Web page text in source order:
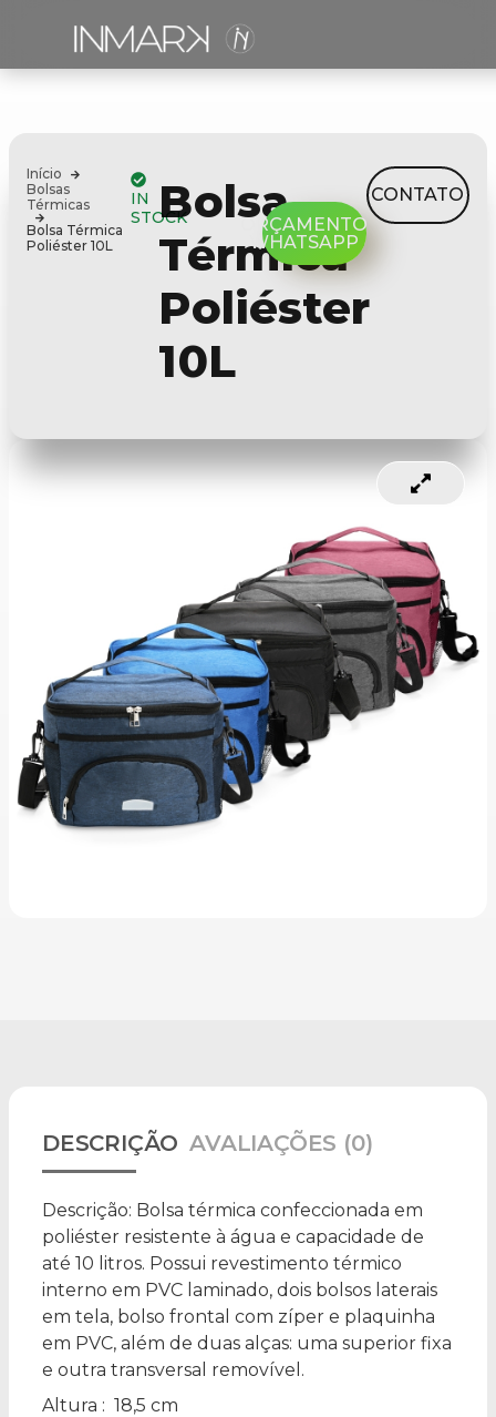
Início
Bolsas
Térmicas
Bolsa Térmica
Poliéster 10L
IN
STOCKBolsa
Térmica
Poliéster
10L
ORÇAMENTO
WHATSAPP
CONTATO
DESCRIÇÃO AVALIAÇÕES (0)
Descrição: Bolsa térmica confeccionada em
poliéster resistente à água e capacidade de
até 10 litros. Possui revestimento térmico
interno em PVC laminado, dois bolsos laterais
em tela, bolso frontal com zíper e plaquinha
em PVC, além de duas alças: uma superior fixa
e outra transversal removível.
Altura : 18,5 cm